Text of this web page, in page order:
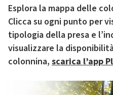
Esplora la mappa delle
Clicca su ogni punto per
tipologia della presa e
visualizzare la
colonnina, scarica l’app